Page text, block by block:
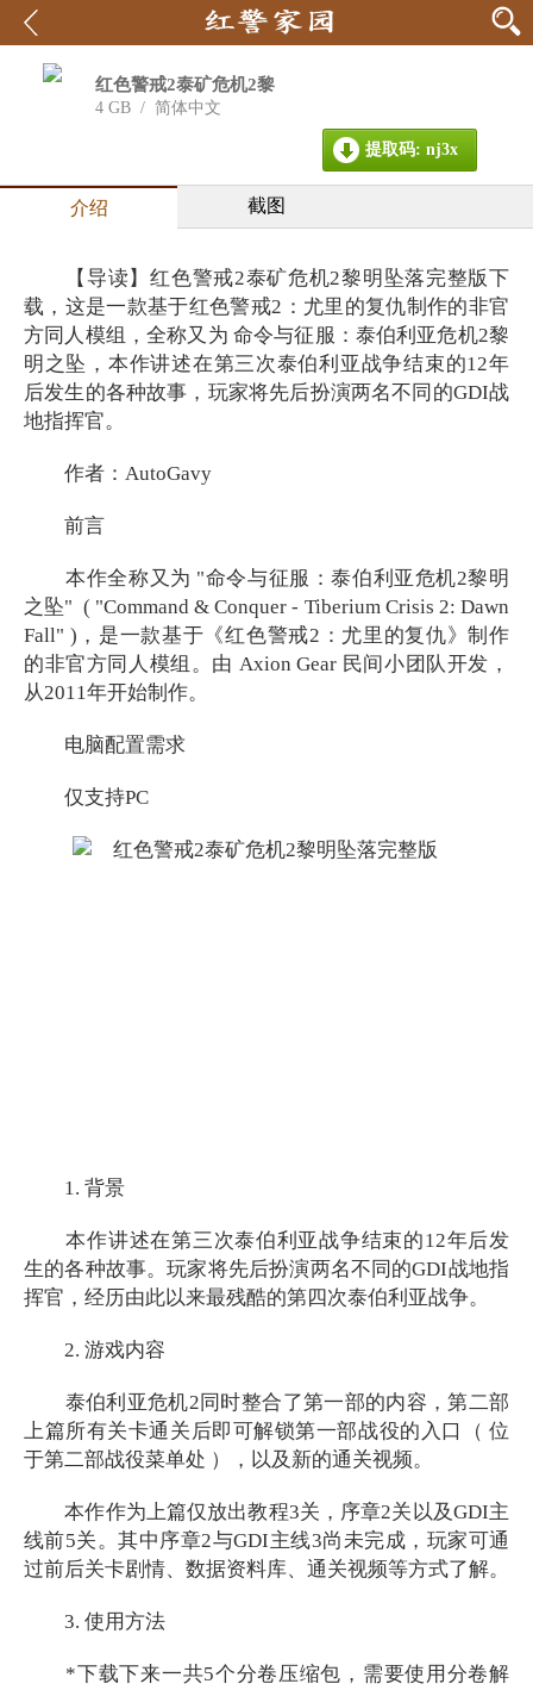
红色警戒2泰矿危机2黎
明坠落完整版
4 GB / 简体中文
提取码: nj3x
介绍 截图
【导读】红色警戒2泰矿危机2黎明坠落完整版下
载，这是一款基于红色警戒2：尤里的复仇制作的非官
方同人模组，全称又为 命令与征服：泰伯利亚危机2黎
明之坠，本作讲述在第三次泰伯利亚战争结束的12年
后发生的各种故事，玩家将先后扮演两名不同的GDI战
地指挥官。
作者：AutoGavy
前言
本作全称又为 "命令与征服：泰伯利亚危机2黎明
之坠" ( "Command & Conquer - Tiberium Crisis 2: Dawn
Fall" )，是一款基于《红色警戒2：尤里的复仇》制作
的非官方同人模组。由 Axion Gear 民间小团队开发，
从2011年开始制作。
电脑配置需求
仅支持PC
1. 背景
本作讲述在第三次泰伯利亚战争结束的12年后发
生的各种故事。玩家将先后扮演两名不同的GDI战地指
挥官，经历由此以来最残酷的第四次泰伯利亚战争。
2. 游戏内容
泰伯利亚危机2同时整合了第一部的内容，第二部
上篇所有关卡通关后即可解锁第一部战役的入口（ 位
于第二部战役菜单处 ），以及新的通关视频。
本作作为上篇仅放出教程3关，序章2关以及GDI主
线前5关。其中序章2与GDI主线3尚未完成，玩家可通
过前后关卡剧情、数据资料库、通关视频等方式了解。
3. 使用方法
*下载下来一共5个分卷压缩包，需要使用分卷解